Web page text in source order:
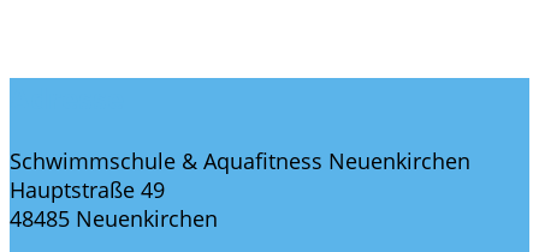
Schwimmschule & Aquafitness Neuenkirchen
Hauptstraße 49
48485 Neuenkirchen